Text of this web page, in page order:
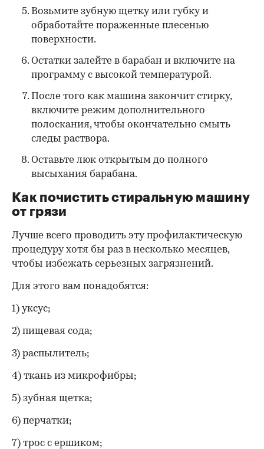
Возьмите зубную щетку или губку и
обработайте пораженные плесенью
поверхности.
Остатки залейте в барабан и включите на
программу с высокой температурой.
После того как машина закончит стирку,
включите режим дополнительного
полоскания, чтобы окончательно смыть
следы раствора.
Оставьте люк открытым до полного
высыхания барабана.
Как почистить стиральную машину
от грязи
Лучше всего проводить эту профилактическую
процедуру хотя бы раз в несколько месяцев,
чтобы избежать серьезных загрязнений.
Для этого вам понадобятся:
1) уксус;
2) пищевая сода;
3) распылитель;
4) ткань из микрофибры;
5) зубная щетка;
6) перчатки;
7) трос с ершиком;